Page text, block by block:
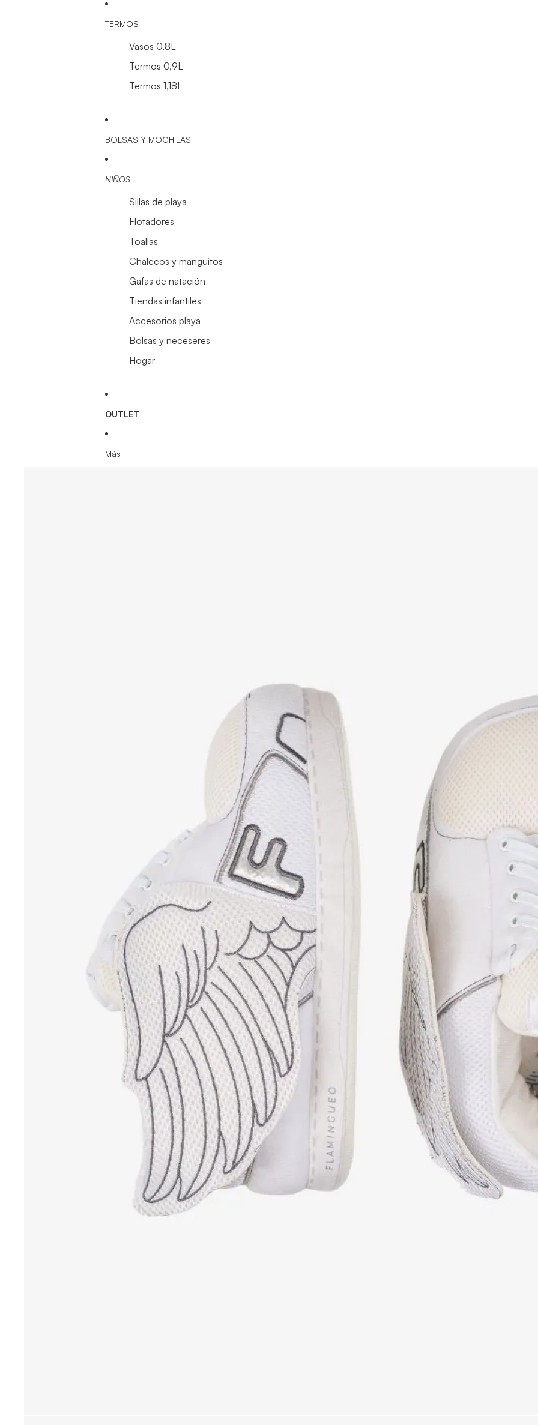
TERMOS
Vasos 0,8L
Termos 0,9L
Termos 1,18L
BOLSAS Y MOCHILAS
NIÑOS
Sillas de playa
Flotadores
Toallas
Chalecos y manguitos
Gafas de natación
Tiendas infantiles
Accesorios playa
Bolsas y neceseres
Hogar
OUTLET
Más